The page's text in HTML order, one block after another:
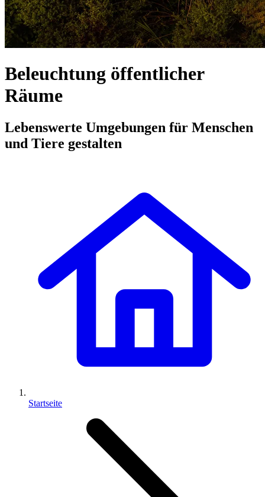
Beleuchtung öffentlicher
Räume
Lebenswerte Umgebungen für Menschen
und Tiere gestalten
Startseite